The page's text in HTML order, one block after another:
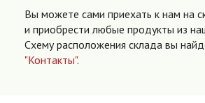
Вы можете сами приехать к нам на
и приобрести любые продукты из
Схему расположения склада вы
"Контакты".